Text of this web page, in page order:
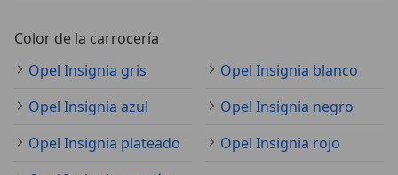
Color de la carrocería
Opel Insignia gris
Opel Insignia blanco
Opel Insignia azul
Opel Insignia negro
Opel Insignia plateado
Opel Insignia rojo